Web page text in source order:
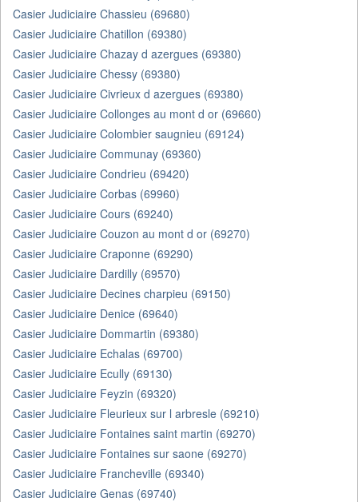
Casier Judiciaire Chassieu (69680)
Casier Judiciaire Chatillon (69380)
Casier Judiciaire Chazay d azergues (69380)
Casier Judiciaire Chessy (69380)
Casier Judiciaire Civrieux d azergues (69380)
Casier Judiciaire Collonges au mont d or (69660)
Casier Judiciaire Colombier saugnieu (69124)
Casier Judiciaire Communay (69360)
Casier Judiciaire Condrieu (69420)
Casier Judiciaire Corbas (69960)
Casier Judiciaire Cours (69240)
Casier Judiciaire Couzon au mont d or (69270)
Casier Judiciaire Craponne (69290)
Casier Judiciaire Dardilly (69570)
Casier Judiciaire Decines charpieu (69150)
Casier Judiciaire Denice (69640)
Casier Judiciaire Dommartin (69380)
Casier Judiciaire Echalas (69700)
Casier Judiciaire Ecully (69130)
Casier Judiciaire Feyzin (69320)
Casier Judiciaire Fleurieux sur l arbresle (69210)
Casier Judiciaire Fontaines saint martin (69270)
Casier Judiciaire Fontaines sur saone (69270)
Casier Judiciaire Francheville (69340)
Casier Judiciaire Genas (69740)